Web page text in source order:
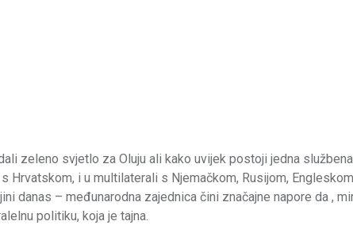
zeleno svjetlo za Oluju ali kako uvijek postoji jedna
Hrvatskom, i u multilaterali s Njemačkom, Rusijom,
danas – međunarodna zajednica čini značajne napore da ,
politiku, koja je tajna.